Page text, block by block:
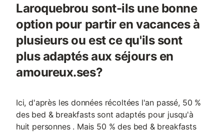
Laroquebrou sont-ils une bonne
option pour partir en vacances à
plusieurs ou est ce qu'ils sont
plus adaptés aux séjours en
amoureux.ses?
Ici, d'après les données récoltées l'an passé, 50 %
des bed & breakfasts sont adaptés pour jusqu'à
huit personnes . Mais 50 % des bed & breakfasts